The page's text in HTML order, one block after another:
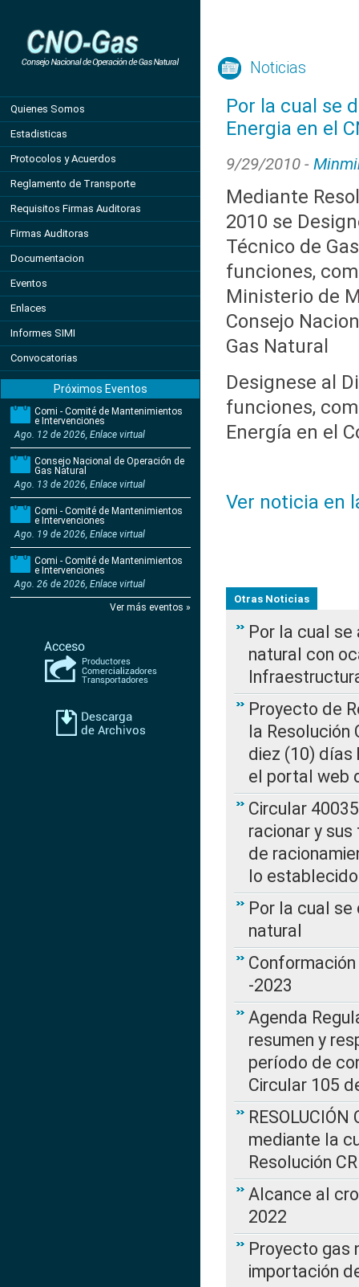
Quienes Somos
Estadisticas
Protocolos y Acuerdos
Reglamento de Transporte
Requisitos Firmas Auditoras
Firmas Auditoras
Documentacion
Eventos
Enlaces
Informes SIMI
Convocatorias
Próximos Eventos
Comi - Comité de Mantenimientos
e Intervenciones
Ago. 12 de 2026, Enlace virtual
Consejo Nacional de Operación de
Gas Natural
Ago. 13 de 2026, Enlace virtual
Comi - Comité de Mantenimientos
e Intervenciones
Ago. 19 de 2026, Enlace virtual
Comi - Comité de Mantenimientos
e Intervenciones
Ago. 26 de 2026, Enlace virtual
Ver más eventos »
Noticias
Por la cual se
Energia en el
9/29/2010 -
Mediante
2010 se
Técnico de
funciones,
Ministerio de
Consejo
Gas Natural
Designese al
funciones,
Energía en el
Ver noticia en
Otras Noticias
Por la cual
natural con
Proyecto de
la Resolución
diez (10) días
el portal web
Circular
racionar y
de
lo
Por la cual
natural
-2023
Agenda
resumen y
período de
Circular 105
mediante la
Resolución
Alcance al
2022
Proyecto gas
importación